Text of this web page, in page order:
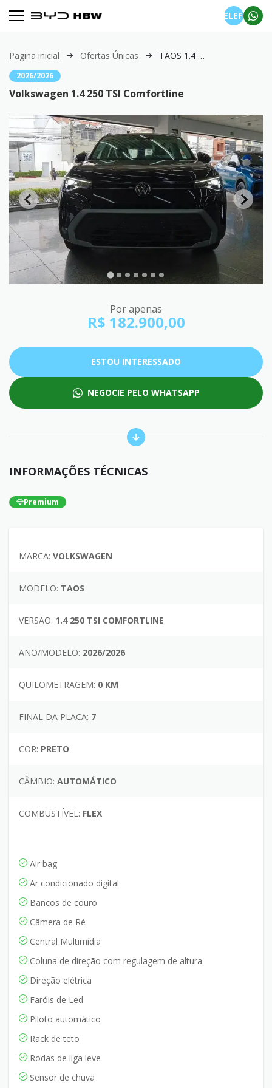
TELEFONE
Pagina inicial Ofertas Únicas TAOS 1.4 250 TSI Comfortline
2026/2026
Volkswagen 1.4 250 TSI Comfortline
Por apenas
R$ 182.900,00
ESTOU INTERESSADO
NEGOCIE PELO WHATSAPP
INFORMAÇÕES TÉCNICAS
Premium
MARCA: VOLKSWAGEN
MODELO: TAOS
VERSÃO: 1.4 250 TSI COMFORTLINE
ANO/MODELO: 2026/2026
QUILOMETRAGEM: 0 KM
FINAL DA PLACA: 7
COR: PRETO
CÂMBIO: AUTOMÁTICO
COMBUSTÍVEL: FLEX
Air bag
Ar condicionado digital
Bancos de couro
Câmera de Ré
Central Multimídia
Coluna de direção com regulagem de altura
Direção elétrica
Faróis de Led
Piloto automático
Rack de teto
Rodas de liga leve
Sensor de chuva